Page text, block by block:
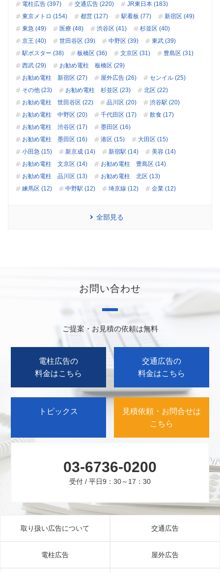
電柱広告 (397) 交通広告 (220)
JR東日本 (183)
東京メトロ (154)
都営 (127) 駅看板 (77)
新宿区 (49)
東急 (49)
医療 (48) 渋谷区 (41)
杉並区 (40)
京王 (40)
世田谷区 (39) 中野区 (39)
東武 (39)
駅ポスター (38)
板橋区 (36) 文京区 (31)
豊島区 (31)
西武 (29)
お勧め電柱 板橋区 (29)
お勧め電柱 新宿区 (27)
屋外広告 (26)
センイル (25)
その他 (23)
お勧め電柱 杉並区 (23)
北区 (22)
お勧め電柱 世田谷区 (22)
品川区 (20)
渋谷駅 (20)
お勧め電柱 中野区 (20)
千代田区 (17)
飲食 (17)
お勧め電柱 渋谷区 (17)
墨田区 (16)
お勧め電柱 墨田区 (16)
港区 (15)
大田区 (15)
小田急 (15)
新京成 (14) 新宿駅 (14)
美容 (14)
お勧め電柱 文京区 (14)
お勧め電柱 豊島区 (14)
お勧め電柱 品川区 (13)
お勧め電柱 北区 (13)
練馬区 (12)
中野駅 (12) 埼京線 (12) 企業 (12)
全部見る
お問い合わせ
ご提案・お見積の依頼は無料
電柱広告の
料金はこちら
交通広告の
料金はこちら
トピックス
見積依頼・お問合せは
こちら
03-6736-0200
受付 / 平日9：30～17：30
取り扱い広告について 交通広告
電柱広告 屋外広告